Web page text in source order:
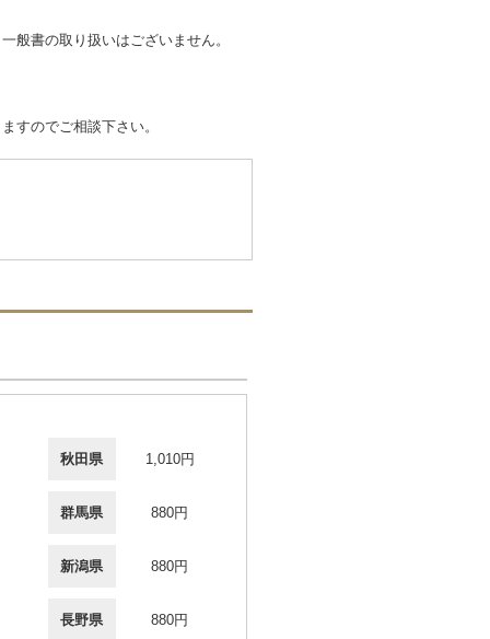
般書の取り扱いはございません。
すのでご相談下さい。
秋田県 1,010円
群馬県 880円
新潟県 880円
長野県 880円